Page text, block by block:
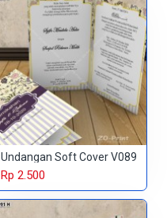
Undangan Soft Cover V089
Rp 2.500